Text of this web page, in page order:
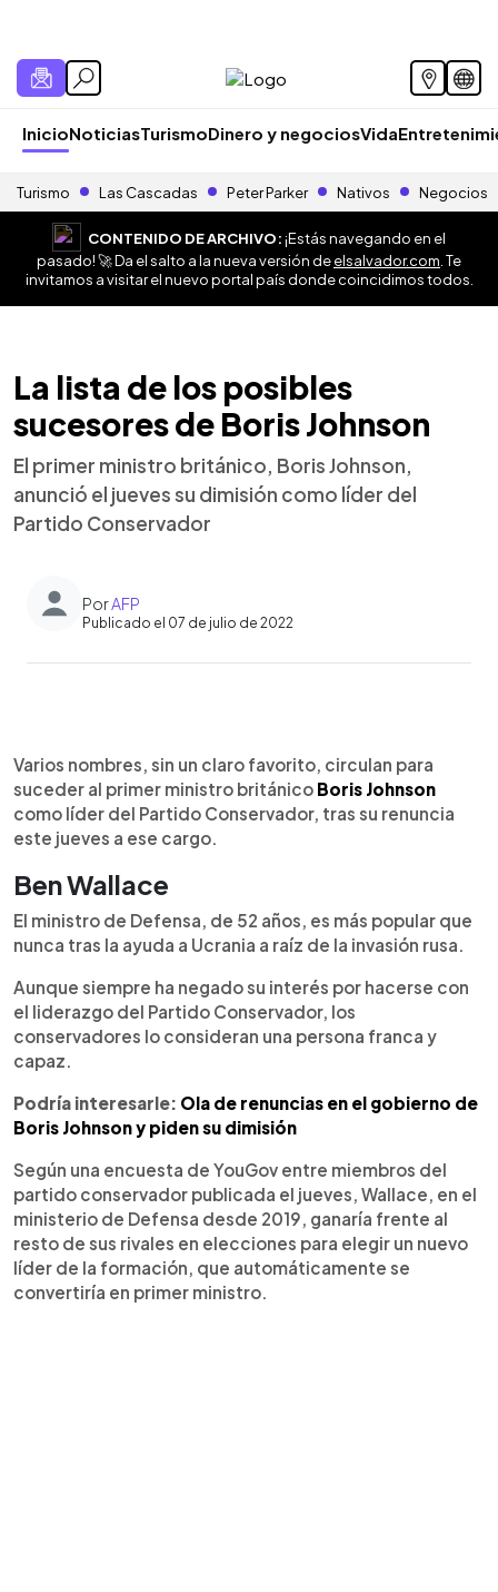
InicioNoticiasTurismoDinero y negociosVida
Turismo Las Cascadas Peter Parker Nativos Negocios
CONTENIDO DE ARCHIVO:¡Estás navegando en el
pasado! 🚀 Da el salto a la nueva versión deelsalvador.com . Te
invitamos a visitar el nuevo portal país donde coincidimos todos.
La lista de los posibles
sucesores de Boris Johnson
El primer ministro británico, Boris Johnson,
anunció el jueves su dimisión como líder del
Partido Conservador
PorAFP
Publicado el 07 de julio de 2022
Escuchar artículo
Varios nombres, sin un claro favorito, circulan para
suceder al primer ministro británico Boris Johnson
como líder del Partido Conservador, tras su renuncia
este jueves a ese cargo.
Ben Wallace
El ministro de Defensa, de 52 años, es más popular que
nunca tras la ayuda a Ucrania a raíz de la invasión rusa.
Aunque siempre ha negado su interés por hacerse con
el liderazgo del Partido Conservador, los
conservadores lo consideran una persona franca y
capaz.
Podría interesarle: Ola de renuncias en el gobierno de
Boris Johnson y piden su dimisión
Según una encuesta de YouGov entre miembros del
partido conservador publicada el jueves, Wallace, en el
ministerio de Defensa desde 2019, ganaría frente al
resto de sus rivales en elecciones para elegir un nuevo
líder de la formación, que automáticamente se
convertiría en primer ministro.